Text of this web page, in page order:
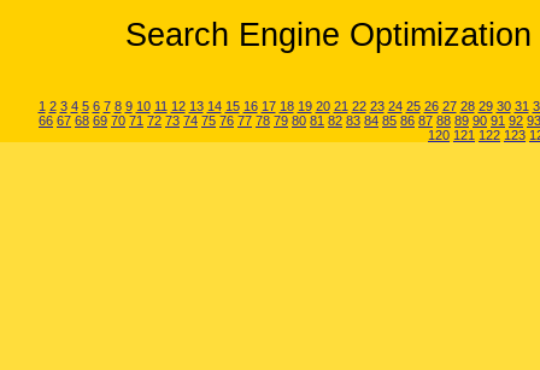
Search Engine
1 2 3 4 5 6 7 8 9 10 11 12 13 14 15 16 17 18 19 20 21 22 23 24 25 26 27 28 29 30 31
66 67 68 69 70 71 72 73 74 75 76 77 78 79 80 81 82 83 84 85 86 87 88 89 90 91 92 93
120 121 122 123